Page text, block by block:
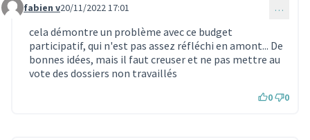
Commentaire 745
fabien v20/11/2022 17:01 …
cela démontre un problème avec ce budget
participatif, qui n'est pas assez réfléchi en amont... De
bonnes idées, mais il faut creuser et ne pas mettre au
vote des dossiers non travaillés
0 0